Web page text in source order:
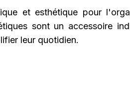
et esthétique pour
sont un accessoire
leur quotidien.